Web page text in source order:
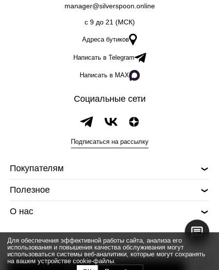
manager@silverspoon.online
c 9 до 21 (МСК)
Адреса бутиков
Написать в Telegram
Написать в MAX
Социальные сети
Подписаться на рассылку
Покупателям
Полезное
О нас
© 2026 Silver spoon
Для обеспечения эффективной работы сайта, анализа его
использования и повышения качества обслуживания могут
использоваться системы веб-аналитики, которые могут сохранять
на вашем устройстве cookie-файлы.